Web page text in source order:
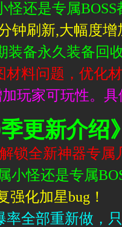
还是专属
钟刷新,大幅度增
装备永久装备回
材料问题，优化
玩家可玩性。具
季更新介绍
锁全新神器专属
小怪还是专属
强化加星bug！
全部重新做，